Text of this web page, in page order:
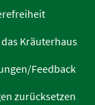
Kräuterhaus
Feedback
zurücksetzen